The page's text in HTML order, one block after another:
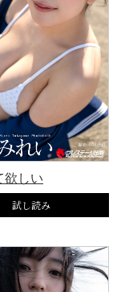
欲しい